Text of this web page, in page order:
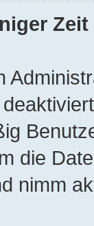
die
nimm